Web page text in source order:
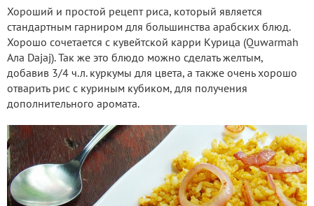
Хороший и простой рецепт риса, который является
стандартным гарниром для большинства арабских блюд.
Хорошо сочетается с кувейтской карри Курица (Quwarmah
Ала Dajaj). Так же это блюдо можно сделать желтым,
добавив 3/4 ч.л. куркумы для цвета, а также очень хорошо
отварить рис с куриным кубиком, для получения
дополнительного аромата.